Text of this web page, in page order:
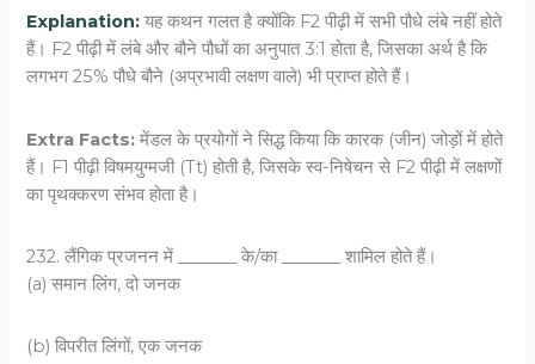
Explanation: यह कथन गलत है क्योंकि F2 पीढ़ी में सभी पौधे लंबे नहीं होते
हैं। F2 पीढ़ी में लंबे और बौने पौधों का अनुपात 3:1 होता है, जिसका अर्थ है कि
लगभग 25% पौधे बौने (अप्रभावी लक्षण वाले) भी प्राप्त होते हैं।
Extra Facts: मेंडल के प्रयोगों ने सिद्ध किया कि कारक (जीन) जोड़ों में होते
हैं। F1 पीढ़ी विषमयुग्मजी (Tt) होती है, जिसके स्व-निषेचन से F2 पीढ़ी में लक्षणों
का पृथक्करण संभव होता है।
232. लैंगिक प्रजनन में _______ के/का _______ शामिल होते हैं।
(a) समान लिंग, दो जनक
(b) विपरीत लिंगों, एक जनक